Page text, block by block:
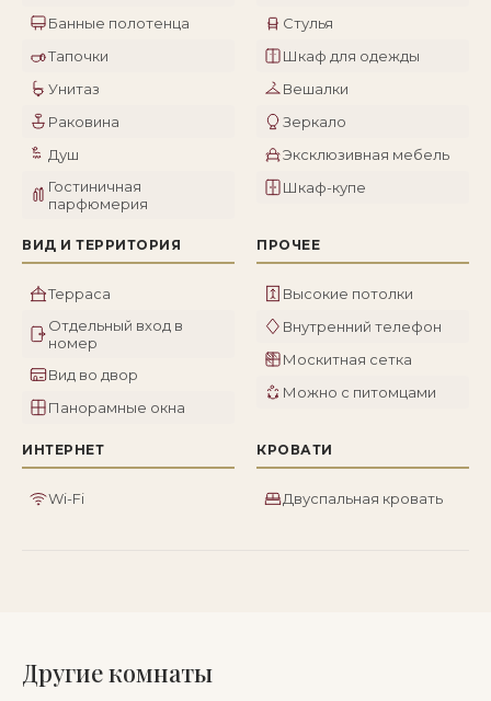
Банные полотенца
Тапочки
Унитаз
Раковина
Душ
Гостиничная
парфюмерия
Стулья
Шкаф для одежды
Вешалки
Зеркало
Эксклюзивная мебель
Шкаф-купе
ВИД И ТЕРРИТОРИЯ
Терраса
Отдельный вход в
номер
Вид во двор
Панорамные окна
ПРОЧЕЕ
Высокие потолки
Внутренний телефон
Москитная сетка
Можно с питомцами
ИНТЕРНЕТ
Wi-Fi
КРОВАТИ
Двуспальная кровать
Другие комнаты